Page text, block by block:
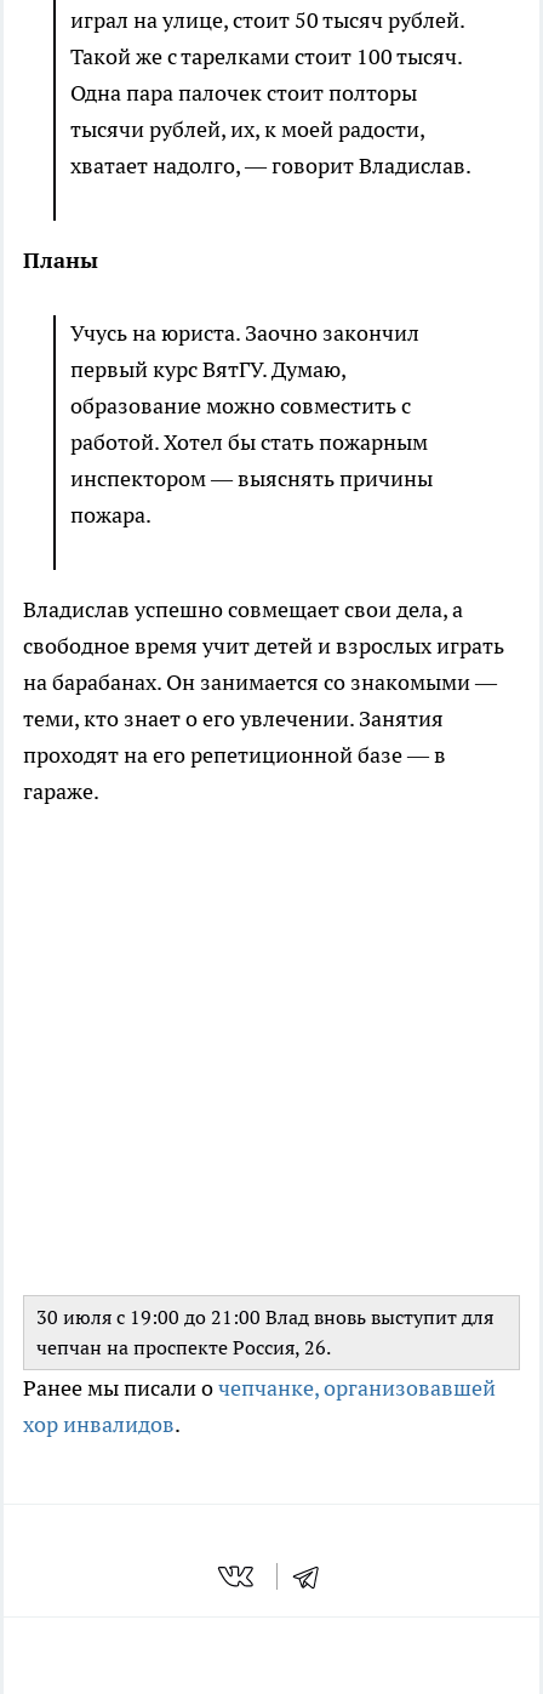
играл на улице, стоит 50 тысяч рублей.
Такой же с тарелками стоит 100 тысяч.
Одна пара палочек стоит полторы
тысячи рублей, их, к моей радости,
хватает надолго, — говорит Владислав.
Планы
Учусь на юриста. Заочно закончил
первый курс ВятГУ. Думаю,
образование можно совместить с
работой. Хотел бы стать пожарным
инспектором — выяснять причины
пожара.
Владислав успешно совмещает свои дела, а
свободное время учит детей и взрослых играть
на барабанах. Он занимается со знакомыми —
теми, кто знает о его увлечении. Занятия
проходят на его репетиционной базе — в
гараже.
30 июля с 19:00 до 21:00 Влад вновь выступит для
чепчан на проспекте Россия, 26.
Ранее мы писали очепчанке, организовавшей
хор инвалидов.